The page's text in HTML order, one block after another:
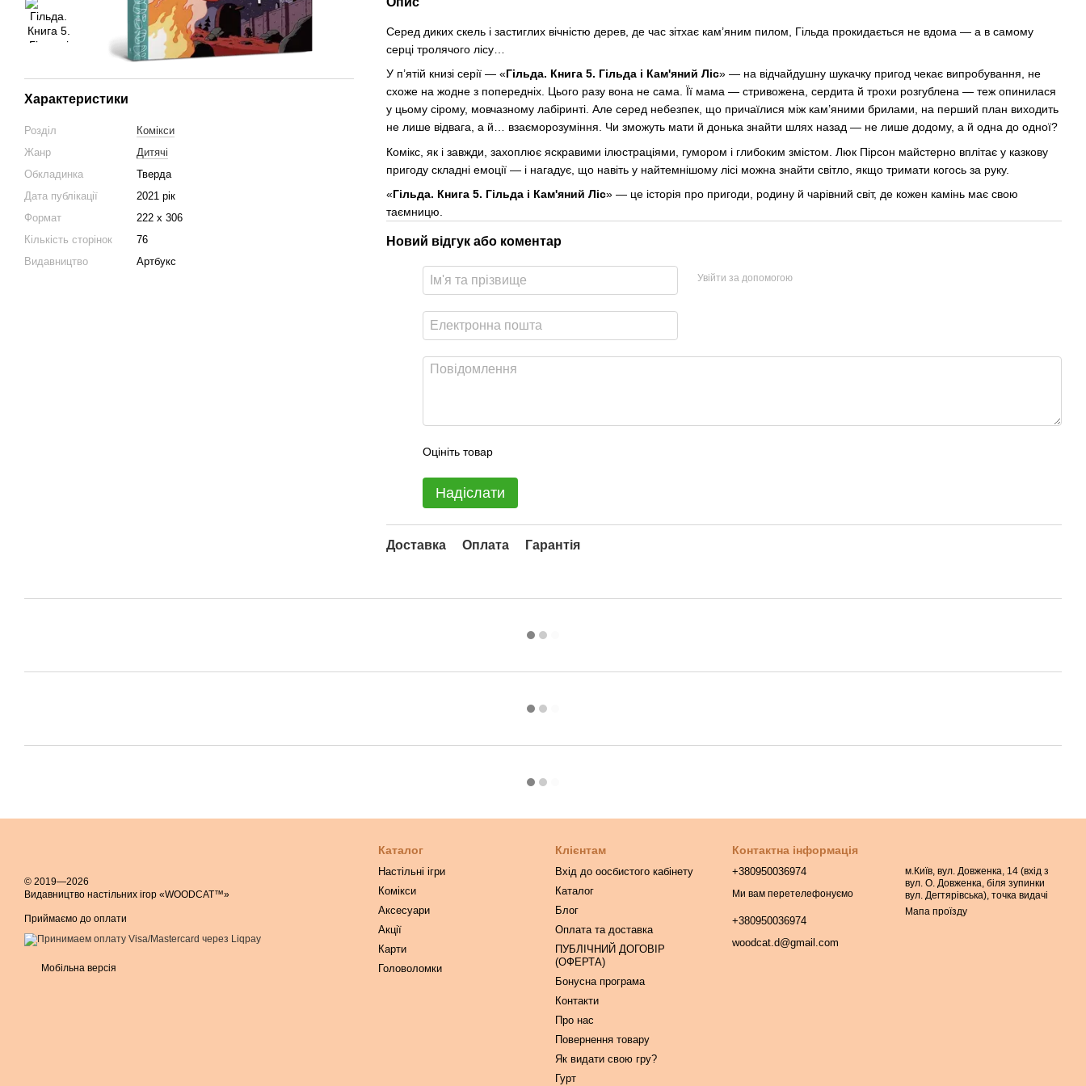
Характеристики
Розділ
Комікси
Жанр
Дитячі
Обкладинка
Тверда
Дата публікації
2021 рік
Формат
222 х 306
Кількість сторінок
76
Видавництво
Артбукс
Серед диких скель і застиглих вічністю дерев, де час зітхає кам’яним пилом, Гільда прокидається не вдома — а в самому
серці тролячого лісу…
У п’ятій книзі серії — «Гільда. Книга 5. Гільда і Кам'яний Ліс» — на відчайдушну шукачку пригод чекає випробування, не
схоже на жодне з попередніх. Цього разу вона не сама. Її мама — стривожена, сердита й трохи розгублена — теж опинилася
у цьому сірому, мовчазному лабіринті. Але серед небезпек, що причаїлися між кам’яними брилами, на перший план виходить
не лише відвага, а й… взаєморозуміння. Чи зможуть мати й донька знайти шлях назад — не лише додому, а й одна до одної?
Комікс, як і завжди, захоплює яскравими ілюстраціями, гумором і глибоким змістом. Люк Пірсон майстерно вплітає у казкову
пригоду складні емоції — і нагадує, що навіть у найтемнішому лісі можна знайти світло, якщо тримати когось за руку.
«Гільда. Книга 5. Гільда і Кам'яний Ліс» — це історія про пригоди, родину й чарівний світ, де кожен камінь має свою
таємницю.
Новий відгук або коментар
Увійти за допомогою
Оцініть товар
Надіслати
Доставка Оплата Гарантія
© 2019—2026
Видавництво настільних ігор «WOODCAT™»
Приймаємо до оплати
Мобільна версія
Каталог
Настільні ігри
Комікси
Аксесуари
Акції
Карти
Головоломки
Клієнтам
Вхід до оосбистого кабінету
Каталог
Блог
Оплата та доставка
ПУБЛІЧНИЙ ДОГОВІР
(ОФЕРТА)
Бонусна програма
Контакти
Про нас
Повернення товару
Як видати свою гру?
Гурт
Контактна інформація
+380950036974
Ми вам перетелефонуємо
+380950036974
woodcat.d@gmail.com
м.Київ, вул. Довженка, 14 (вхід з
вул. О. Довженка, біля зупинки
вул. Дегтярівська), точка видачі
Мапа проїзду